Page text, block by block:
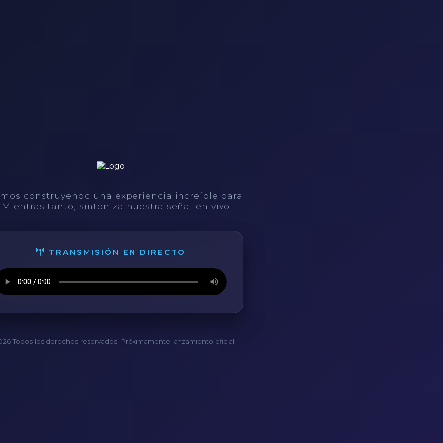
construyendo una experiencia increíble para
tanto, sintoniza nuestra señal en vivo.
TRANSMISIÓN EN DIRECTO
Todos los derechos reservados. Próximamente lanzamiento oficial.